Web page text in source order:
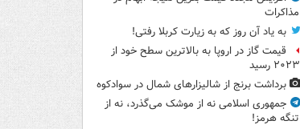
مذاکرات
به یاد آن روز که به زیارت کربلا رفتی!
قیمت گاز در اروپا به بالاترین سطح خود از
۲۰۲۳ رسید
برداشت برنج از شالیزارهای شمال در سوادکوه
جمهوری اسلامی نه از موشک می‌گذرد، نه از
تنگه هرمز!